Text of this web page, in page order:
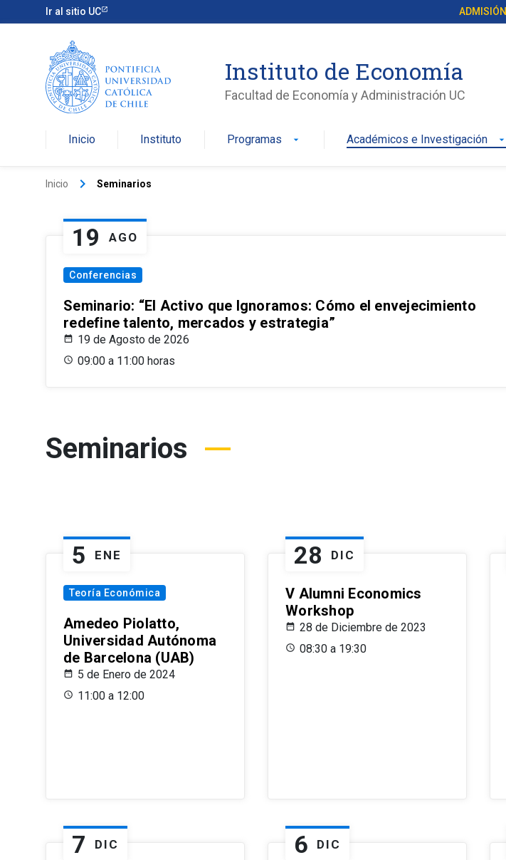
Ir al sitio UC ADMISIÓN
Instituto de Economía
Facultad de Economía y Administración UC
Inicio Instituto Programas arrow_drop_down Académicos e Investigación arrow_drop_down
Inicio keyboard_arrow_right Seminarios
19 AGO
Conferencias
Seminario: “El Activo que Ignoramos: Cómo el envejecimiento
redefine talento, mercados y estrategia”
19 de Agosto de 2026
09:00 a 11:00 horas
Seminarios
5 ENE
Teoría Económica
Amedeo Piolatto,
Universidad Autónoma
de Barcelona (UAB)
5 de Enero de 2024
11:00 a 12:00
28 DIC
V Alumni Economics
Workshop
28 de Diciembre de 2023
08:30 a 19:30
7 DIC 6 DIC